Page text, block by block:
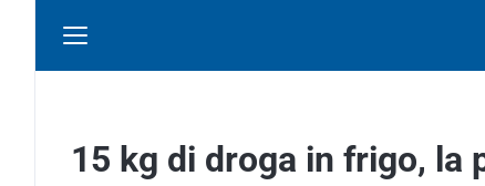
15 kg di droga in frigo, la